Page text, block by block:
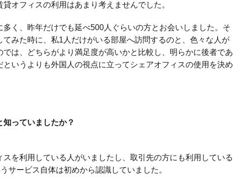
オフィスの利用はあまり考えませんでした。
く、昨年だけでも延べ500人ぐらいの方とお会いしました。そ
みた時に、私1人だけがいる部屋へ訪問するのと、色々な人が
は、どちらがより満足度が高いかと比較し、明らかに後者であ
いうよりも外国人の視点に立ってシェアオフィスの使用を決め
っていましたか？
を利用している人がいましたし、取引先の方にも利用している
サービス自体は初めから認識していました。